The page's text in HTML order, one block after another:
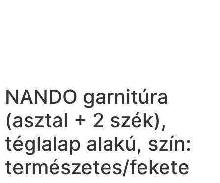
NANDO garnitúra
(asztal + 2 szék),
téglalap alakú, szín:
természetes/fekete